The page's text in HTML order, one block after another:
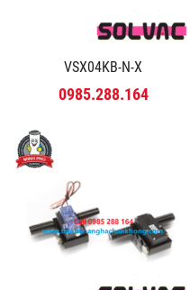
VSX04KB-N-X
0985.288.164